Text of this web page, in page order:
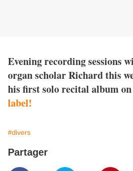
Evening recording sessions
organ scholar Richard this
his first solo recital album on
label!
#divers
Partager